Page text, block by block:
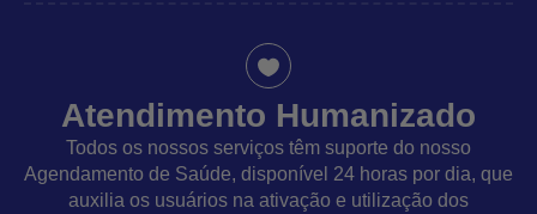
Atendimento Humanizado
Todos os nossos serviços têm suporte do nosso
Agendamento de Saúde, disponível 24 horas por dia, que
auxilia os usuários na ativação e utilização dos